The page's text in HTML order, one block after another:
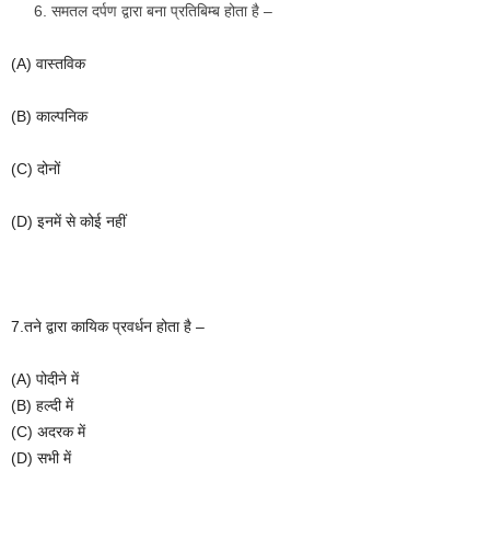
समतल दर्पण द्वारा बना प्रतिबिम्ब होता है –
(A) वास्तविक
(B) काल्पनिक
(C) दोनों
(D) इनमें से कोई नहीं
7. तने द्वारा कायिक प्रवर्धन होता है –
(A) पोदीने में
(B) हल्दी में
(C) अदरक में
(D) सभी में